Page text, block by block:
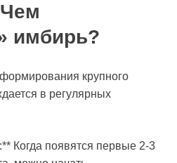
имбирь?
крупного
в регулярных
Когда появятся первые 2-3